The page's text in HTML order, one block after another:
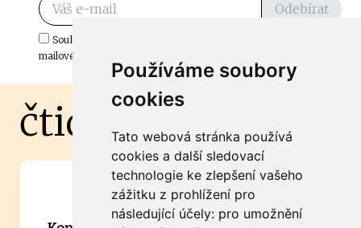
Používáme soubory
cookies
Tato webová stránka používá
cookies a další sledovací
technologie ke zlepšení vašeho
zážitku z prohlížení pro
následující účely: pro umožnění
Odebírat
Souhlasím s odběrem důležitých zpráv ze ČtiDoma.cz do mé e-
mailové schránky.
čtidoma.cz
Máte zajímavou informaci? Chcete
spolupracovat?